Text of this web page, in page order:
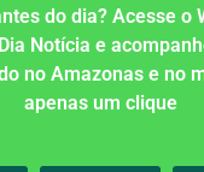
do dia? Acesse o
Notícia e
no Amazonas e no
apenas um clique